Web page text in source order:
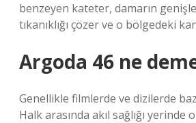
benzeyen kateter, damarın
tıkanıklığı çözer ve o bölgedeki
Argoda 46 ne
Genellikle filmlerde ve dizilerde
Halk arasında akıl sağlığı yerinde